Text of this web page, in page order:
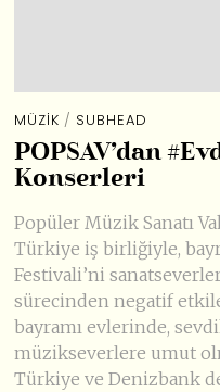
MÜZIK / SUBHEAD
POPSAV’dan
Konserleri
Popüler Müzik Sanatı
Türkiye iş birliğiyle,
Festivali’ni
sürecinden negatif
bayramı evlerinde,
müzikseverlere umut
Türkiye ve Denizbank